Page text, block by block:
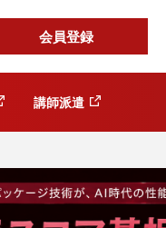
会員登録
講師派遣